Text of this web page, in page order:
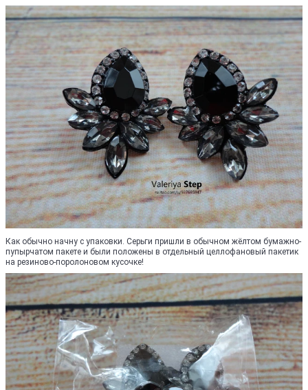
Как обычно начну с упаковки. Серьги пришли в обычном жёлтом бумажно-
пупырчатом пакете и были положены в отдельный целлофановый пакетик
на резиново-поролоновом кусочке!